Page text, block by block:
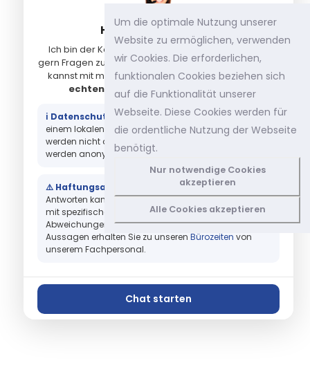
HALLO, ICH BIN KARLI! 👋
Ich bin der Karley KI-Assistent und beantworte Dir
gern Fragen zu unseren Produkten und Leistungen. Du
kannst mit mir schreiben — oderDich mit einem
echten Menschen verbinden lassen.
ℹ️ Datenschutz-Hinweis:Antworten werden von
einem lokalen KI-Modell generiert. Deine Eingaben
werden nicht an Dritte weitergegeben. Gespräche
werden anonymisiert gespeichert.
⚠️ Haftungsausschluss:
Für die Richtigkeit der KI-
Antworten kann nicht garantiert werden. Karli wurde
mit spezifischem Fachwissen geschult,
Abweichungen sind aber möglich. Verbindliche
Aussagen erhalten Sie zu unseren Bürozeiten von
unserem Fachpersonal.
Chat starten
Um die optimale Nutzung unserer
Website zu ermöglichen, verwenden
wir Cookies. Die erforderlichen,
funktionalen Cookies beziehen sich
auf die Funktionalität unserer
Webseite. Diese Cookies werden für
die ordentliche Nutzung der Webseite
benötigt.
Nur notwendige Cookies
akzeptieren
Alle Cookies akzeptieren